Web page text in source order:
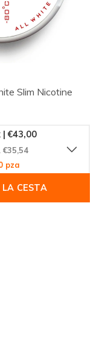
Slim Nicotine
| €43,00
€35,54
pza
CESTA